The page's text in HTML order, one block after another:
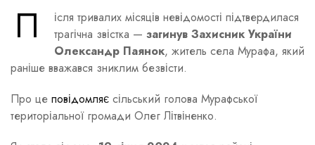
П
ісля тривалих місяців невідомості підтвердилася
трагічна звістка — загинув Захисник України
Олександр Паянок, житель села Мурафа, який
раніше вважався зниклим безвісти.
Про це повідомляє сільський голова Мурафської
територіальної громади Олег Літвіненко.